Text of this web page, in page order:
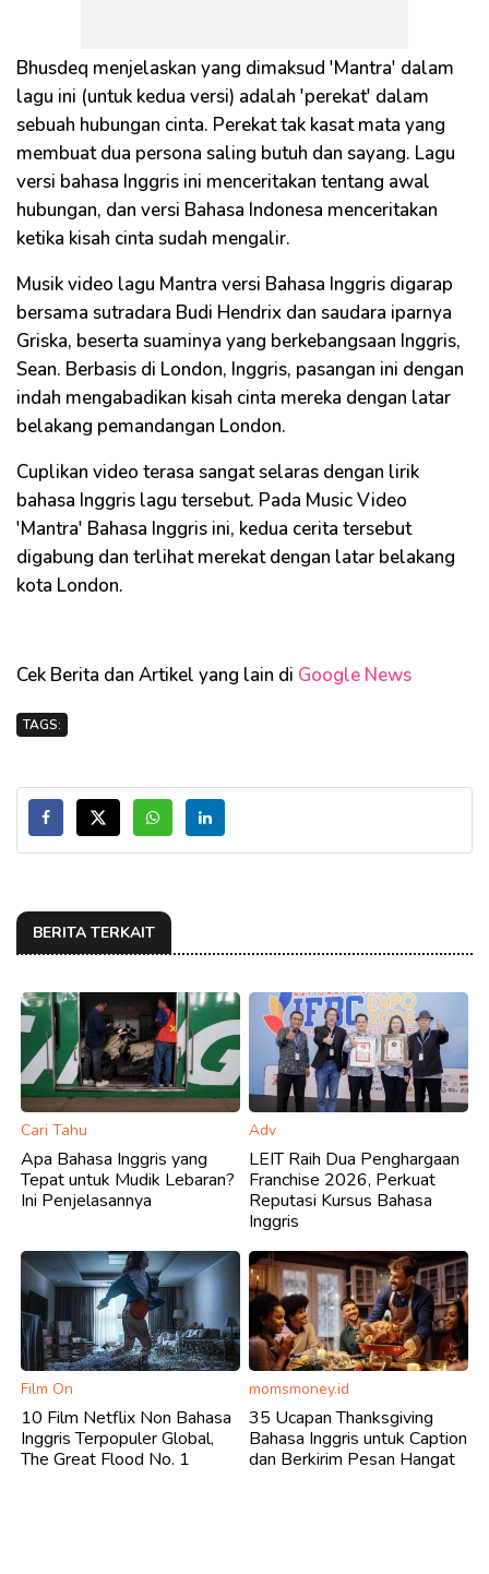
Bhusdeq menjelaskan yang dimaksud 'Mantra' dalam
lagu ini (untuk kedua versi) adalah 'perekat' dalam
sebuah hubungan cinta. Perekat tak kasat mata yang
membuat dua persona saling butuh dan sayang. Lagu
versi bahasa Inggris ini menceritakan tentang awal
hubungan, dan versi Bahasa Indonesa menceritakan
ketika kisah cinta sudah mengalir.
Musik video lagu Mantra versi Bahasa Inggris digarap
bersama sutradara Budi Hendrix dan saudara iparnya
Griska, beserta suaminya yang berkebangsaan Inggris,
Sean. Berbasis di London, Inggris, pasangan ini dengan
indah mengabadikan kisah cinta mereka dengan latar
belakang pemandangan London.
Cuplikan video terasa sangat selaras dengan lirik
bahasa Inggris lagu tersebut. Pada Music Video
'Mantra' Bahasa Inggris ini, kedua cerita tersebut
digabung dan terlihat merekat dengan latar belakang
kota London.
Cek Berita dan Artikel yang lain di Google News
TAGS:
BERITA TERKAIT
Cari Tahu
Apa Bahasa Inggris yang
Tepat untuk Mudik Lebaran?
Ini Penjelasannya
Adv
LEIT Raih Dua Penghargaan
Franchise 2026, Perkuat
Reputasi Kursus Bahasa
Inggris
Film On
10 Film Netflix Non Bahasa
Inggris Terpopuler Global,
The Great Flood No. 1
momsmoney.id
35 Ucapan Thanksgiving
Bahasa Inggris untuk Caption
dan Berkirim Pesan Hangat